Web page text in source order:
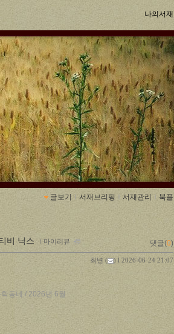
나의서재
글보기 서재브리핑 서재관리 북플
비 닉스 ｌ 마이리뷰 댓글(0)
최변 ( ) l 2026-06-24 21:07
동네 / 2026년 6월